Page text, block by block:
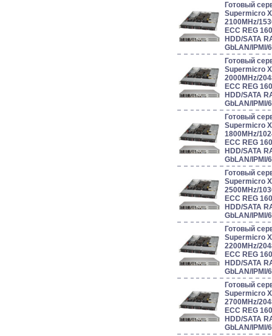
Готовый
Supermicro
2100MHz/
ECC REG
HDD/SATA
GbLAN/IPMI/
Готовый
Supermicro
2000MHz/
ECC REG
HDD/SATA
GbLAN/IPMI/
Готовый
Supermicro
1800MHz/
ECC REG
HDD/SATA
GbLAN/IPMI/
Готовый
Supermicro
2500MHz/
ECC REG
HDD/SATA
GbLAN/IPMI/
Готовый
Supermicro
2200MHz/
ECC REG
HDD/SATA
GbLAN/IPMI/
Готовый
Supermicro
2700MHz/
ECC REG
HDD/SATA
GbLAN/IPMI/